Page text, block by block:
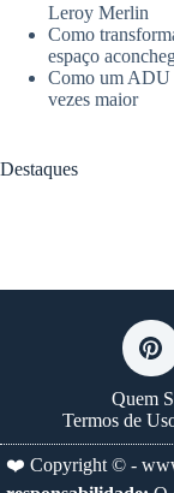
Leroy Merlin
Como
espaço
Como um ADU
vezes maior
Destaques
Quem
Termos de
❤️ Copyright © -